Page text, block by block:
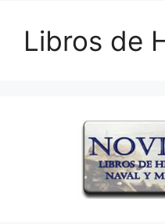
Libros de